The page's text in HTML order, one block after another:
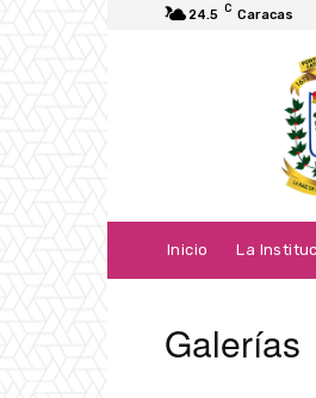
24.5 C Caracas
Inicio La
Galerías